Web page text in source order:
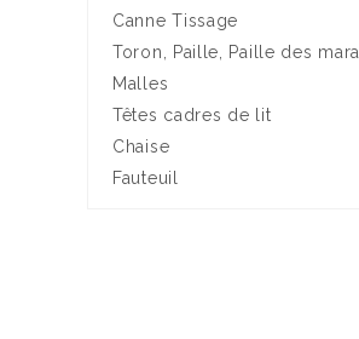
Canne Tissage
Toron, Paille, Paille des mara
Malles
Têtes cadres de lit
Chaise
Fauteuil